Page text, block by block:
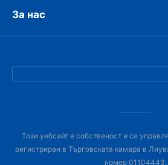
За нас
Този уебсайт е собственост и се
регистриран в Търговската камара в
номер 01104443.